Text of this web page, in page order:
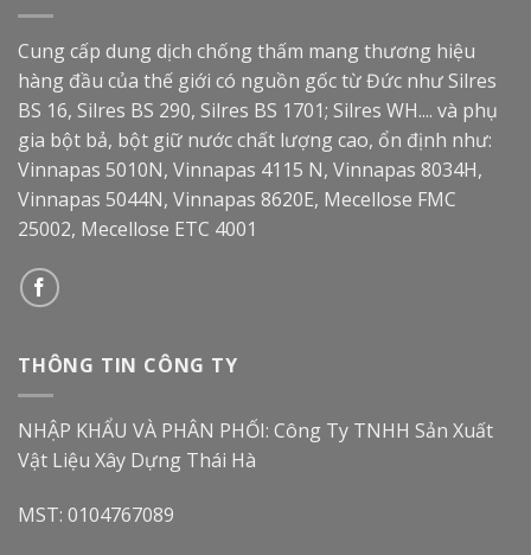
Cung cấp dung dịch chống thấm mang thương hiệu
hàng đầu của thế giới có nguồn gốc từ Đức như Silres
BS 16, Silres BS 290, Silres BS 1701; Silres WH.... và phụ
gia bột bả, bột giữ nước chất lượng cao, ổn định như:
Vinnapas 5010N, Vinnapas 4115 N, Vinnapas 8034H,
Vinnapas 5044N, Vinnapas 8620E, Mecellose FMC
25002, Mecellose ETC 4001
THÔNG TIN CÔNG TY
NHẬP KHẨU VÀ PHÂN PHỐI: Công Ty TNHH Sản Xuất
Vật Liệu Xây Dựng Thái Hà
MST: 0104767089